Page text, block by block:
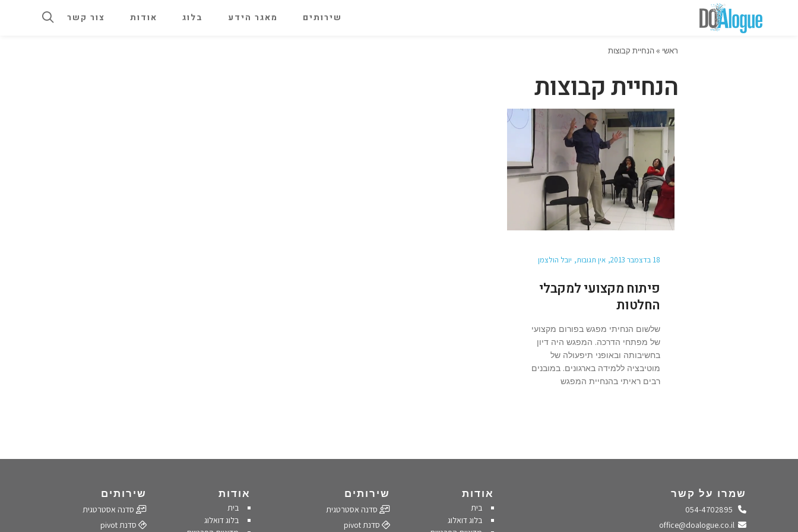
שירותים מאגר הידע בלוג אודות צור קשר
ראשי »הנחיית קבוצות
הנחיית קבוצות
18 בדצמבר 2013 אין תגובות יובל הולצמן
פיתוח מקצועי למקבלי
החלטות
שלשום הנחיתי מפגש בפורום מקצועי
של מפתחי הדרכה. המפגש היה דיון
בחשיבותה ובאופני תיפעולה של
מוטיבציה ללמידה בארגונים. במובנים
רבים ראיתי בהנחיית המפגש
שמרו על קשר
התקשרו אלינו
שלחו מייל
אודות
בית
בלוג דואלוג
שירותים
סדנה אסטרטגית
סדנת pivot
אודות
בית
בלוג דואלוג
שירותים
סדנה אסטרטגית
סדנת pivot